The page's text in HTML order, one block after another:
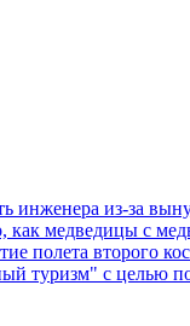
инженера из-за
как медведицы с
полета второго
туризм" с целью